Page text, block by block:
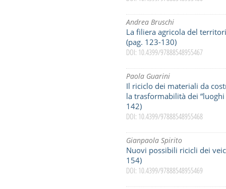
Andrea Bruschi
La filiera agricola del
(pag. 123-130)
DOI: 10.4399/97888548955467
Paola Guarini
Il riciclo dei materiali da
la trasformabilità dei “luoghi
142)
DOI: 10.4399/97888548955468
Gianpaola Spirito
Nuovi possibili ricicli dei
154)
DOI: 10.4399/97888548955469